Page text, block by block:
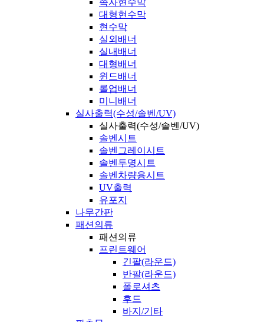
족자현수막
대형현수막
현수막
실외배너
실내배너
대형배너
윈드배너
롤업배너
미니배너
실사출력(수성/솔벤/UV)
실사출력(수성/솔벤/UV)
솔벤시트
솔벤그레이시트
솔벤투명시트
솔벤차량용시트
UV출력
유포지
나무간판
패션의류
패션의류
프린트웨어
긴팔(라운드)
반팔(라운드)
폴로셔츠
후드
바지/기타